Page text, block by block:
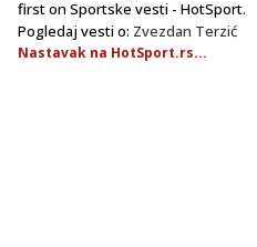
first on Sportske vesti - HotSport.
Pogledaj vesti o: Zvezdan Terzić
Nastavak na HotSport.rs...